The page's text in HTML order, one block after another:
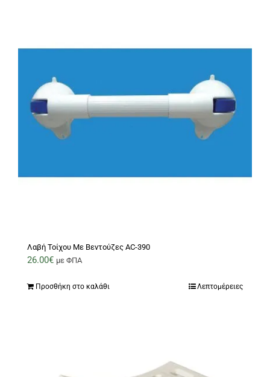
Λαβή Τοίχου Με Βεντούζες AC-390
26.00€ με ΦΠΑ
Προσθήκη στο καλάθι Λεπτομέρειες